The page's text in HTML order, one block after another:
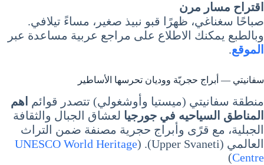
اقتراح مسار مرن
صباحًا سغناغي، ظهرًا قبو نبيذ صغير، مساءً تيلافي.
وبالطبع يمكنك الاطلاع على مراجع عربية مساعدة عبر
الموقع.
سفانيتي — أبراج حجريّة ووديان تحرسها الأساطير
منطقة سفانيتي (ميستيا وأوشغولي) تتصدر قوائم اهم
المناطق السياحيه في جورجيا لعشاق الجبال والثقافة
الجبلية، مع قرًى وأبراج حجرية مصنفة ضمن التراث
العالمي (Upper Svaneti). (
UNESCO World Heritage
Centre
)